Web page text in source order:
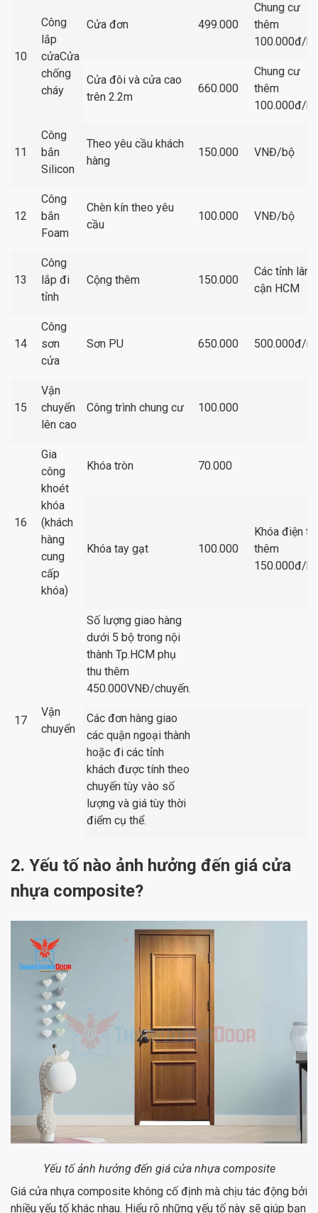
10
Công
lắp
cửaCửa
chống
cháy
Cửa đơn 499.000
Chung cư
thêm
100.000đ/
Cửa đôi và cửa cao
trên 2.2m
660.000
Chung cư
thêm
100.000đ/
11
Công
bắn
Silicon
Theo yêu cầu khách
hàng
150.000 VNĐ/bộ
12
Công
bắn
Foam
Chèn kín theo yêu
cầu
100.000 VNĐ/bộ
13
Công
lắp đi
tỉnh
Cộng thêm 150.000
Các tỉnh lân
cận HCM
14
Công
sơn
cửa
Sơn PU 650.000 500.000đ/
15
Vận
chuyển
lên cao
Công trình chung cư 100.000
16
Gia
công
khoét
khóa
(khách
hàng
cung
cấp
khóa)
Khóa tròn 70.000
Khóa tay gạt 100.000
Khóa điện tử
thêm
150.000đ/
17
Vận
chuyển
Số lượng giao hàng
dưới 5 bộ trong nội
thành Tp.HCM phụ
thu thêm
450.000VNĐ/chuyến.
Các đơn hàng giao
các quận ngoại thành
hoặc đi các tỉnh
khách được tính theo
chuyến tùy vào số
lượng và giá tùy thời
điểm cụ thể.
2. Yếu tố nào ảnh hưởng đến giá cửa
nhựa composite?
Yếu tố ảnh hưởng đến giá cửa nhựa composite
Giá cửa nhựa composite không cố định mà chịu tác động bởi
nhiều yếu tố khác nhau. Hiểu rõ những yếu tố này sẽ giúp bạn